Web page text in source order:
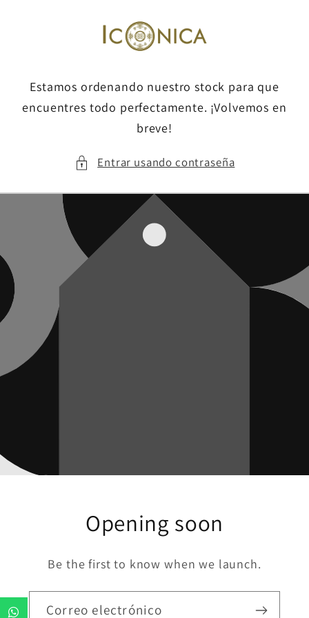
Estamos ordenando nuestro stock para que
encuentres todo perfectamente. ¡Volvemos en
breve!
Entrar usando contraseña
Opening soon
Be the first to know when we launch.
Correo electrónico